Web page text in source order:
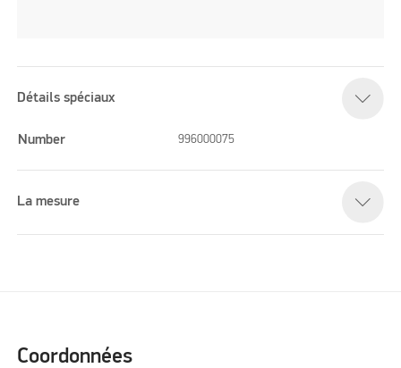
Détails spéciaux
Number 996000075
La mesure
Coordonnées